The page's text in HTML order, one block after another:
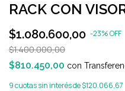
RACK CON
$1.080.600,00 -23%OFF
$1.400.000,00
$810.450,00 con
9cuotas sin interés de$120.066,67